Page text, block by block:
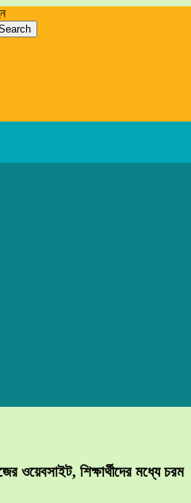
ওয়েবসাইট, শিক্ষার্থীদের মধ্যে চরম